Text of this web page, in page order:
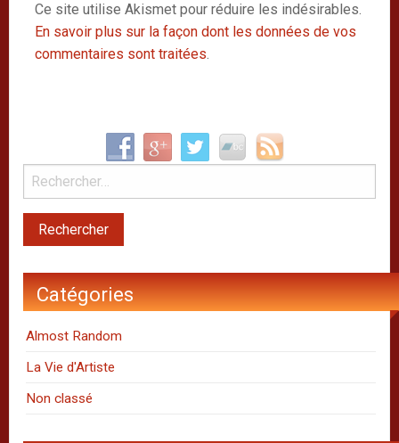
Ce site utilise Akismet pour réduire les indésirables.
En savoir plus sur la façon dont les données de vos
commentaires sont traitées.
Catégories
Almost Random
La Vie d'Artiste
Non classé